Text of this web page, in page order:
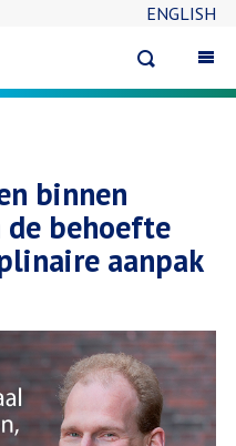
ENGLISH
search
binnen
de behoefte
aanpak